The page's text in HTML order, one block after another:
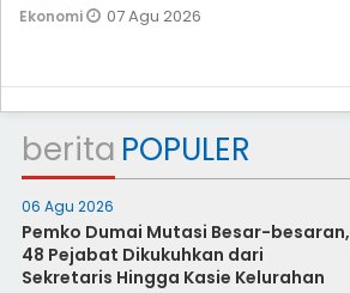
Ekonomi 07 Agu 2026
berita POPULER
06 Agu 2026
Pemko Dumai Mutasi Besar-besaran,
48 Pejabat Dikukuhkan dari
Sekretaris Hingga Kasie Kelurahan